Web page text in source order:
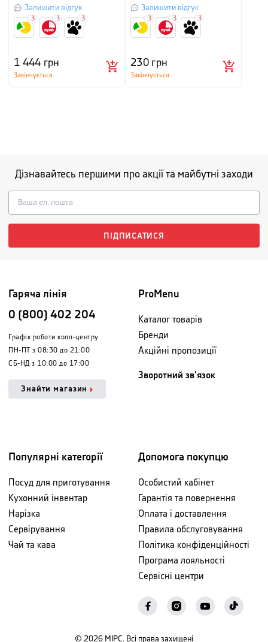
Залишити відгук
1 444 грн
Закінчується
3 3 3
Залишити відгук
230грн
Закінчується
3 3 3
Дізнавайтесь першими про акції та майбутні заходи
ПІДПИСАТИСЯ
Гаряча лінія
0 (800) 402 204
Графік роботи колл-центру
ПН-ПТ з 08:30 до 21:00
СБ-НД з 10:00 до 17:00
Знайти магазин
ProMenu
Каталог товарів
Бренди
Акційні пропозиції
Зворотний зв'язок
Популярні категорії
Посуд для приготування
Кухонний інвентар
Нарізка
Сервірування
Чай та кава
Допомога покупцю
Особистий кабінет
Гарантія та повернення
Оплата і доставлення
Правила обслуговування
Політика конфіденційності
Програма лояльності
Сервісні центри
© 2026 МІРС. Всі права захищені